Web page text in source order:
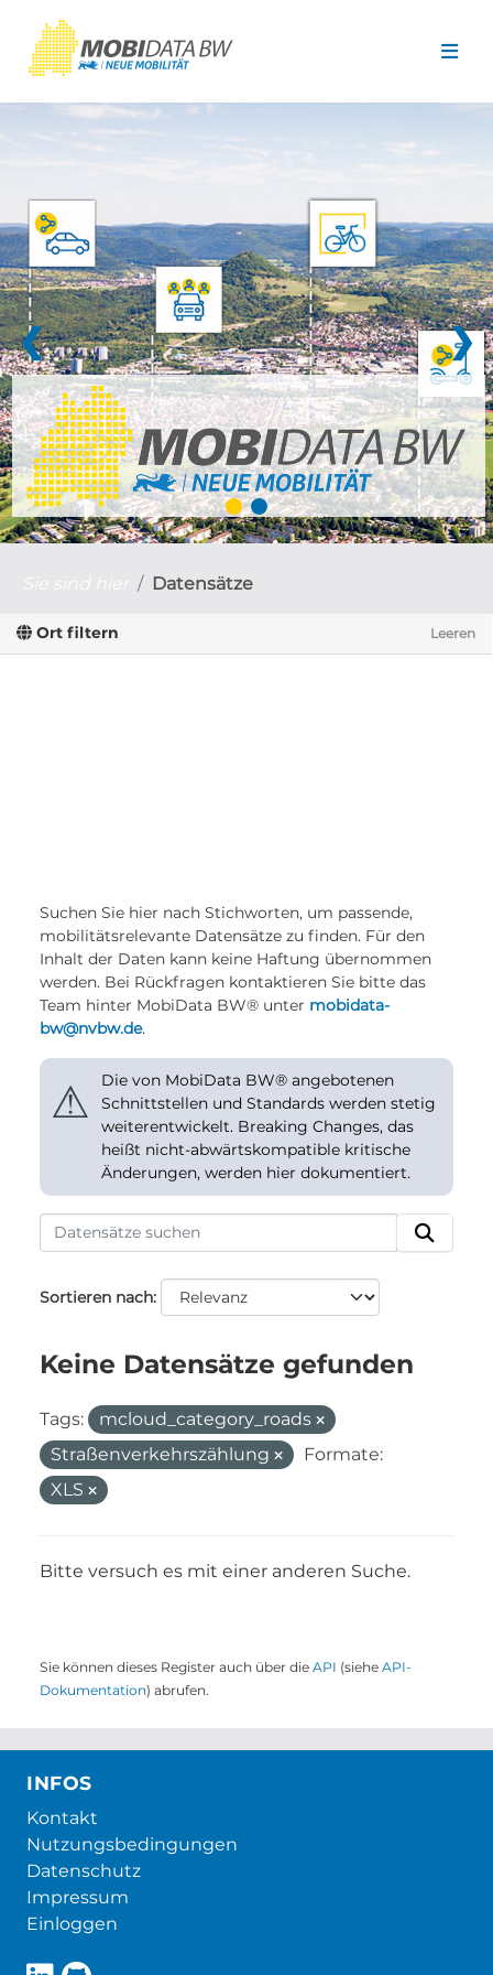
❮ ❯
Datensätze
Ort filtern Leeren
Suchen Sie hier nach Stichworten, um passende,
mobilitätsrelevante Datensätze zu finden. Für den
Inhalt der Daten kann keine Haftung übernommen
werden. Bei Rückfragen kontaktieren Sie bitte das
Team hinter MobiData BW® unter mobidata-
bw@nvbw.de.
⚠
Die von MobiData BW® angebotenen
Schnittstellen und Standards werden stetig
weiterentwickelt. Breaking Changes, das
heißt nicht-abwärtskompatible kritische
Änderungen, werden hier dokumentiert.
Sortieren nach
Keine Datensätze gefunden
Tags:
mcloud_category_roads
Straßenverkehrszählung
Formate:
XLS
Bitte versuch es mit einer anderen Suche.
Sie können dieses Register auch über die API (siehe API-
Dokumentation) abrufen.
INFOS
Kontakt
Nutzungsbedingungen
Datenschutz
Impressum
Einloggen